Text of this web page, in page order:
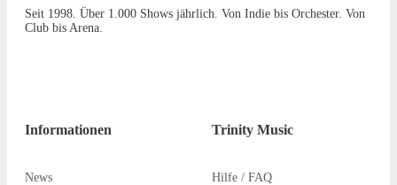
Seit 1998. Über 1.000 Shows jährlich. Von Indie bis Orchester. Von
Club bis Arena.
Informationen
News
Trinity Music
Hilfe / FAQ